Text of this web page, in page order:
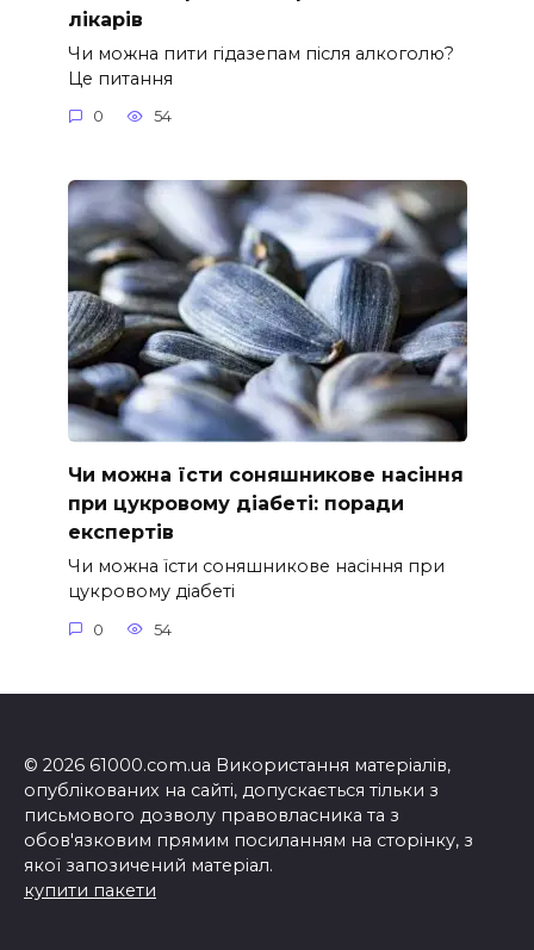
лікарів
Чи можна пити гідазепам після алкоголю?
Це питання
0 54
Чи можна їсти соняшникове насіння
при цукровому діабеті: поради
експертів
Чи можна їсти соняшникове насіння при
цукровому діабеті
0 54
© 2026 61000.com.ua Використання матеріалів,
опублікованих на сайті, допускається тільки з
письмового дозволу правовласника та з
обов'язковим прямим посиланням на сторінку, з
якої запозичений матеріал.
купити пакети